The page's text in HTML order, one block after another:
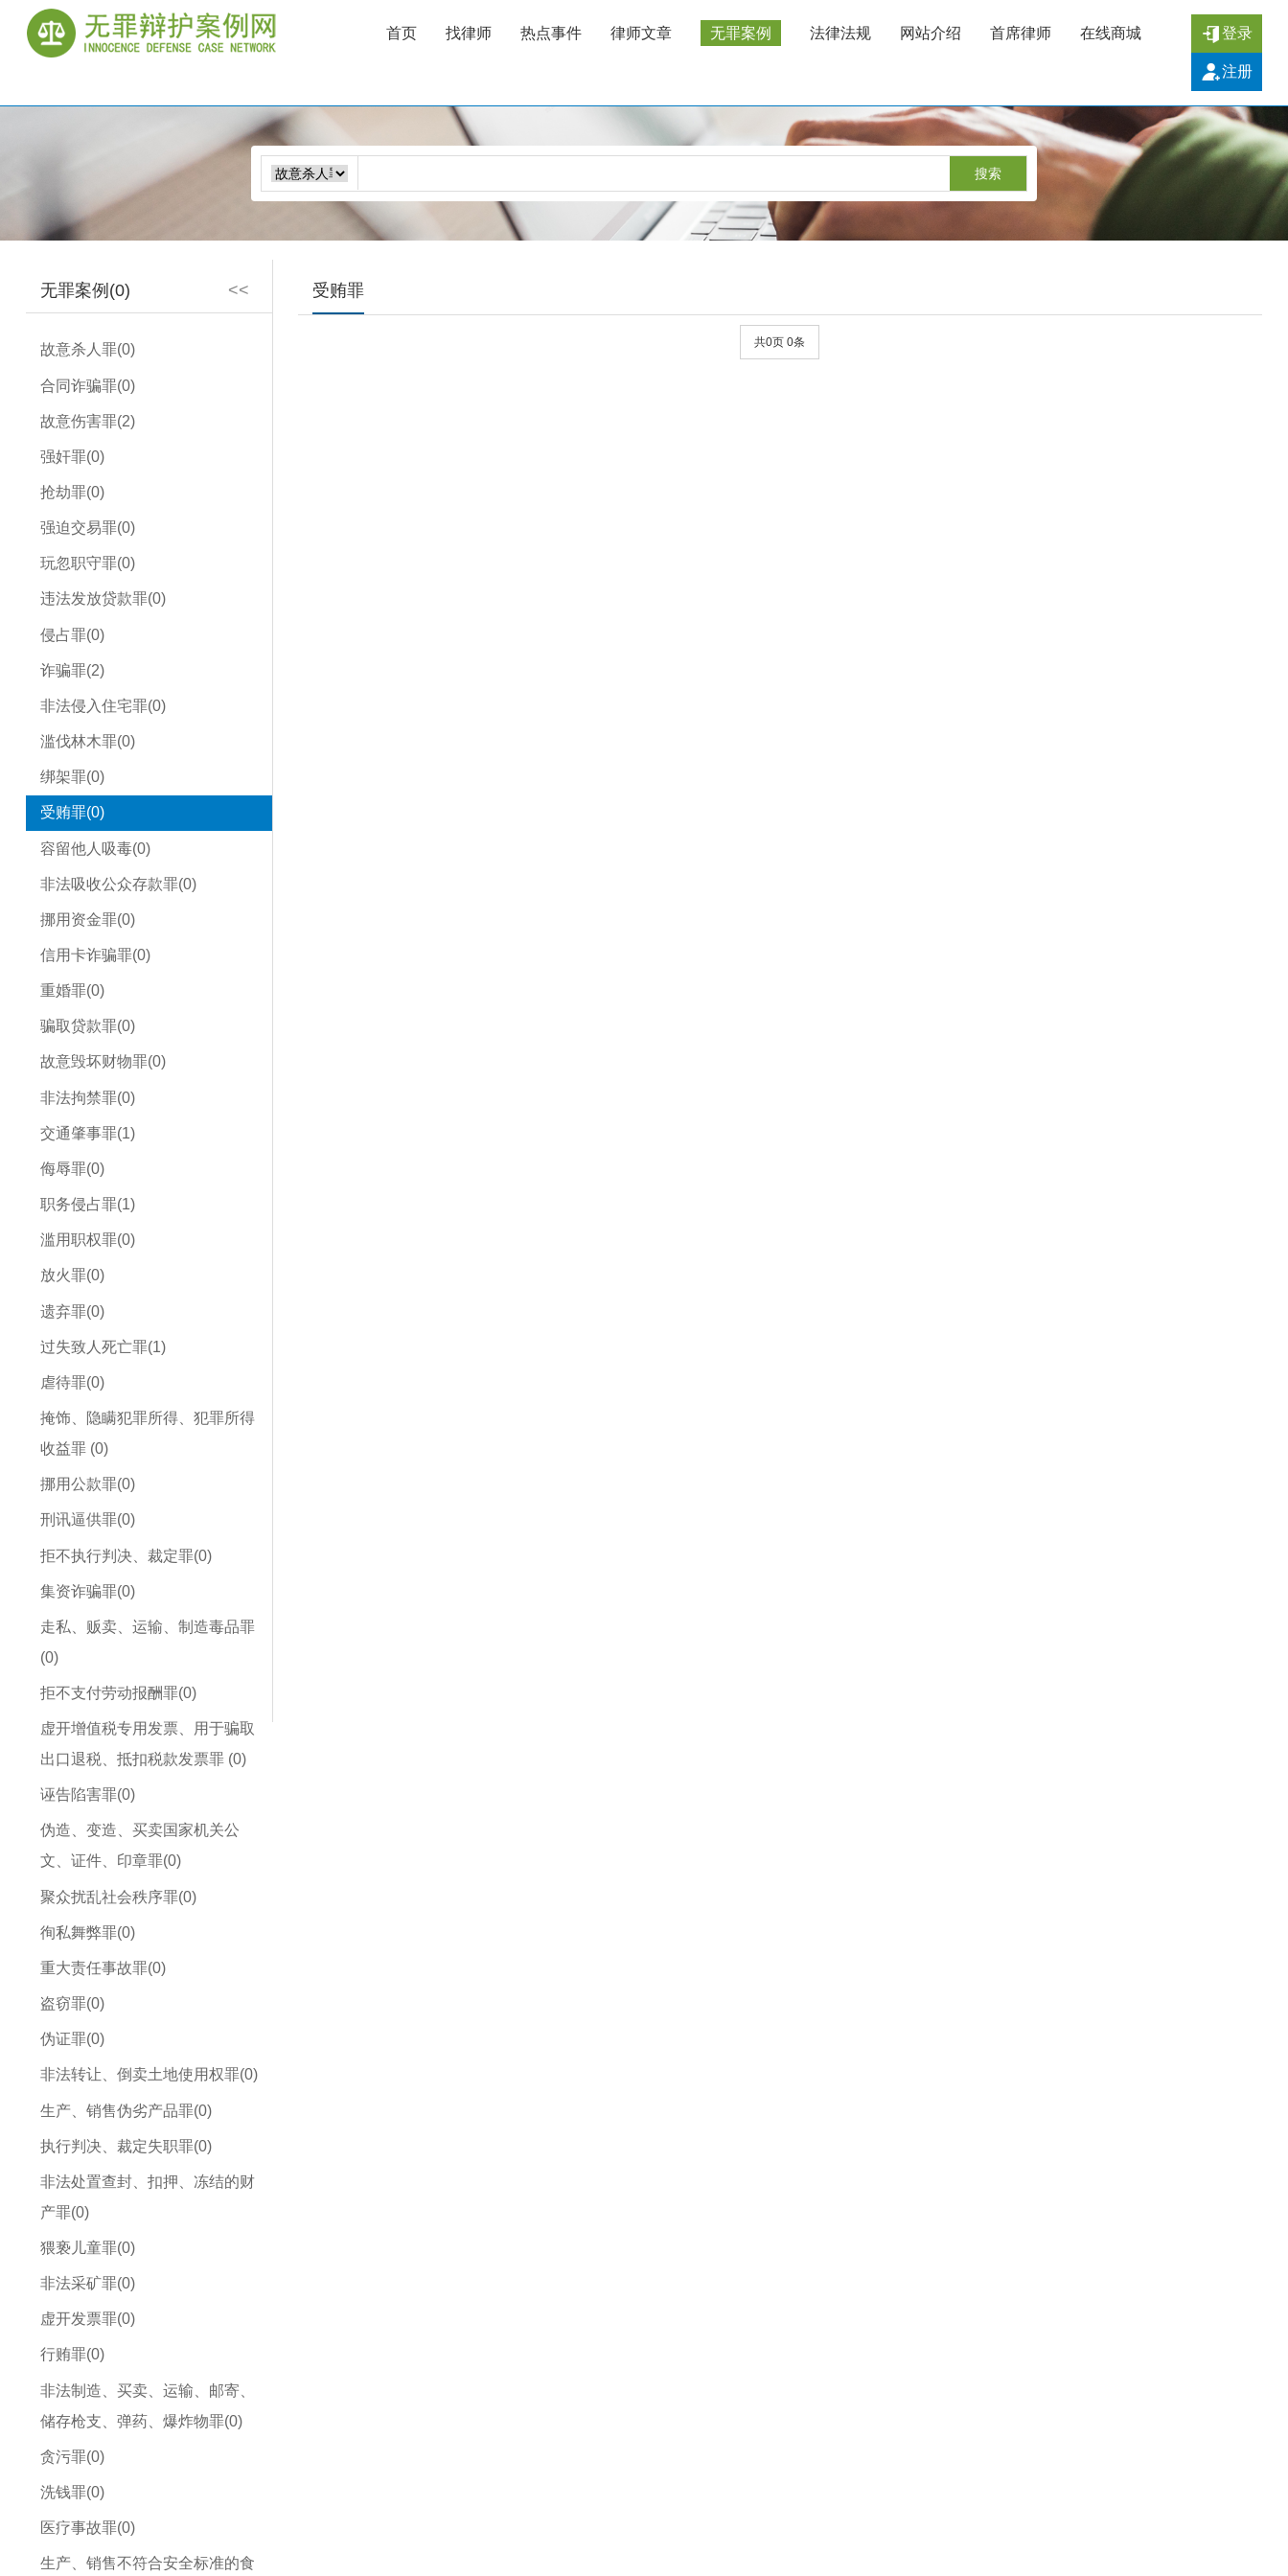
首页 找律师 热点事件 律师文章 无罪案例 法律法规 网站介绍 首席律师 在线商城 登录
注册
无罪案例(0) <<
故意杀人罪(0)
合同诈骗罪(0)
故意伤害罪(2)
强奸罪(0)
抢劫罪(0)
强迫交易罪(0)
玩忽职守罪(0)
违法发放贷款罪(0)
侵占罪(0)
诈骗罪(2)
非法侵入住宅罪(0)
滥伐林木罪(0)
绑架罪(0)
受贿罪(0)
容留他人吸毒(0)
非法吸收公众存款罪(0)
挪用资金罪(0)
信用卡诈骗罪(0)
重婚罪(0)
骗取贷款罪(0)
故意毁坏财物罪(0)
非法拘禁罪(0)
交通肇事罪(1)
侮辱罪(0)
职务侵占罪(1)
滥用职权罪(0)
放火罪(0)
遗弃罪(0)
过失致人死亡罪(1)
虐待罪(0)
掩饰、隐瞒犯罪所得、犯罪所得
收益罪 (0)
挪用公款罪(0)
刑讯逼供罪(0)
拒不执行判决、裁定罪(0)
集资诈骗罪(0)
走私、贩卖、运输、制造毒品罪
(0)
拒不支付劳动报酬罪(0)
虚开增值税专用发票、用于骗取
出口退税、抵扣税款发票罪 (0)
诬告陷害罪(0)
伪造、变造、买卖国家机关公
文、证件、印章罪(0)
聚众扰乱社会秩序罪(0)
徇私舞弊罪(0)
重大责任事故罪(0)
盗窃罪(0)
伪证罪(0)
非法转让、倒卖土地使用权罪(0)
生产、销售伪劣产品罪(0)
执行判决、裁定失职罪(0)
非法处置查封、扣押、冻结的财
产罪(0)
猥亵儿童罪(0)
非法采矿罪(0)
虚开发票罪(0)
行贿罪(0)
非法制造、买卖、运输、邮寄、
储存枪支、弹药、爆炸物罪(0)
贪污罪(0)
洗钱罪(0)
医疗事故罪(0)
生产、销售不符合安全标准的食
受贿罪
共0页 0条